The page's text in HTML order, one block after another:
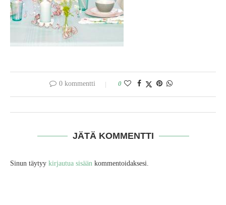
0 kommentti 0
JÄTÄ KOMMENTTI
Sinun täytyy kirjautua sisään kommentoidaksesi.